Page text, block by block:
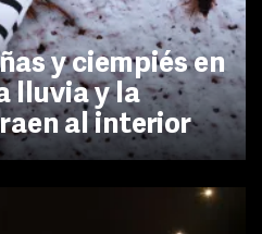
y ciempiés en
lluvia y la
al interior